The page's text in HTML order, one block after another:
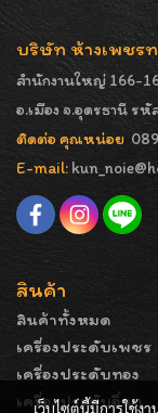
บริษัท ห้างเพชรท
สำนักงานใหญ่ 166-
อ.เมือง จ.อุดรธานี
ติดต่อ คุณหน่อย
E-mail:
สินค้า
สินค้าทั้งหมด
เครื่องประดับเพชร
เครื่องประดับทอง
เครื่องประดับอื่นๆ
เว็บไซต์นี้มีการใช้